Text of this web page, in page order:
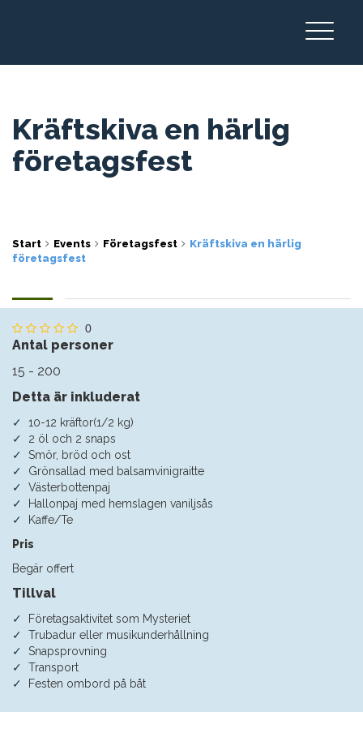
Kräftskiva en härlig
företagsfest
Start Events Företagsfest
Kräftskiva en härlig
företagsfest
0
Antal personer
15 - 200
Detta är inkluderat
10-12 kräftor(1/2 kg)
2 öl och 2 snaps
Smör, bröd och ost
Grönsallad med balsamvinigraitte
Västerbottenpaj
Hallonpaj med hemslagen vaniljsås
Kaffe/Te
Pris
Begär offert
Tillval
Företagsaktivitet som Mysteriet
Trubadur eller musikunderhållning
Snapsprovning
Transport
Festen ombord på båt